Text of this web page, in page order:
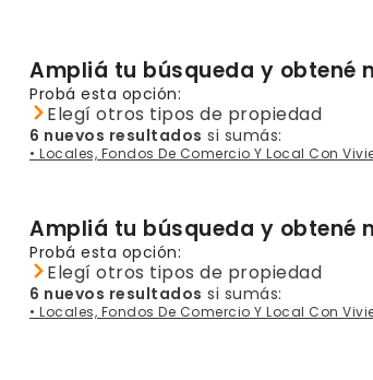
Ampliá tu búsqueda y obtené
Probá esta opción:
Elegí otros tipos de propiedad
6 nuevos resultados si sumás:
• Locales, Fondos De Comercio Y Local Con
Ampliá tu búsqueda y obtené
Probá esta opción:
Elegí otros tipos de propiedad
6 nuevos resultados si sumás:
• Locales, Fondos De Comercio Y Local Con